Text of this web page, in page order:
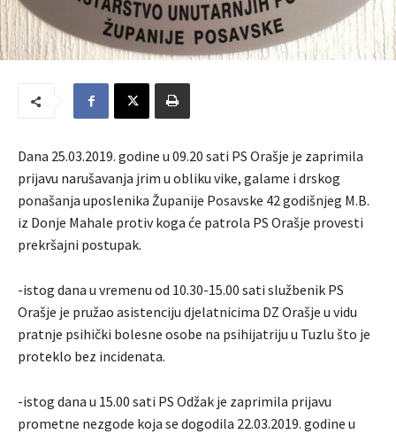
Dana 25.03.2019. godine u 09.20 sati PS Orašje je zaprimila
prijavu narušavanja jrim u obliku vike, galame i drskog
ponašanja uposlenika Županije Posavske 42 godišnjeg M.B.
iz Donje Mahale protiv koga će patrola PS Orašje provesti
prekršajni postupak.
-istog dana u vremenu od 10.30-15.00 sati službenik PS
Orašje je pružao asistenciju djelatnicima DZ Orašje u vidu
pratnje psihički bolesne osobe na psihijatriju u Tuzlu što je
proteklo bez incidenata.
-istog dana u 15.00 sati PS Odžak je zaprimila prijavu
prometne nezgode koja se dogodila 22.03.2019. godine u